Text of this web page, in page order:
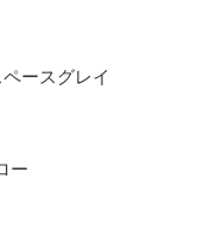
ースグレイ
ー